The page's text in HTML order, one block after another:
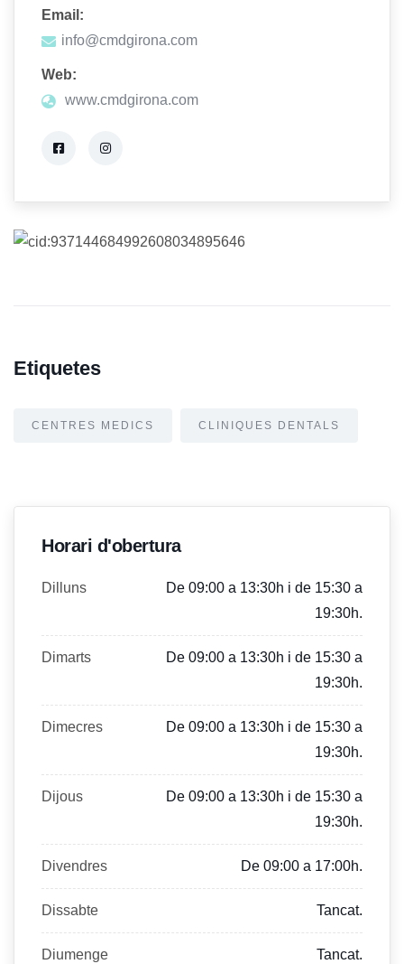
Email:
info@cmdgirona.com
Web:
www.cmdgirona.com
Etiquetes
CENTRES MEDICS CLINIQUES DENTALS
Horari d'obertura
Dilluns
De 09:00 a 13:30h i de 15:30 a
19:30h.
Dimarts
De 09:00 a 13:30h i de 15:30 a
19:30h.
Dimecres
De 09:00 a 13:30h i de 15:30 a
19:30h.
Dijous
De 09:00 a 13:30h i de 15:30 a
19:30h.
Divendres De 09:00 a 17:00h.
Dissabte Tancat.
Diumenge Tancat.